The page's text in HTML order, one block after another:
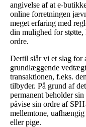
angivelse af at e-
online forretningen
meget erfaring med
din mulighed for
ordre.
Dertil slår vi et slag for
grundlæggende
transaktionen, f.eks.
tilbyder. På grund af
permanent beholder
påvise sin ordre af
mellemtone,
eller pige.